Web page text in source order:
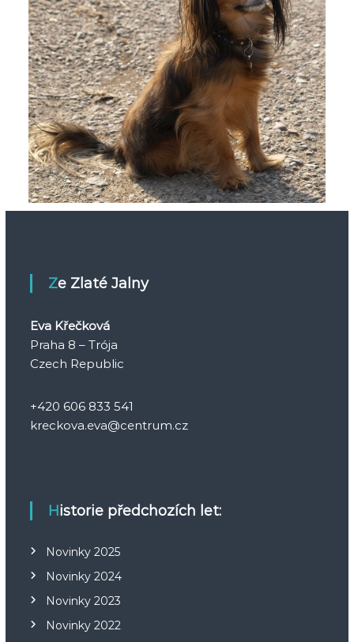
Ze Zlaté Jalny
Eva Křečková
Praha 8 – Trója
Czech Republic
+420 606 833 541
kreckova.eva@centrum.cz
Historie předchozích let:
Novinky 2025
Novinky 2024
Novinky 2023
Novinky 2022